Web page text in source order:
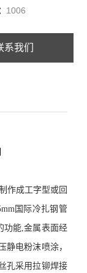
1006
系我们
作成工字型或回
国际冷扎钢管
功能,金属表面经
静电粉沫喷涂，
孔采用拉铆焊接